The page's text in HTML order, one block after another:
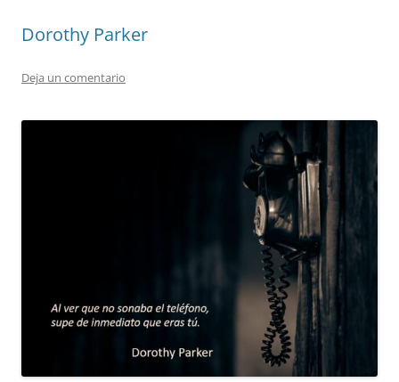
Dorothy Parker
Deja un comentario